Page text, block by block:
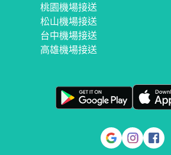
桃園機場接送
松山機場接送
台中機場接送
高雄機場接送